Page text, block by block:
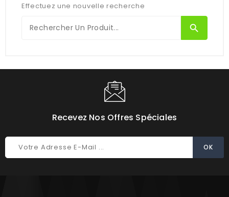
Effectuez une nouvelle recherche
search
Recevez Nos Offres Spéciales